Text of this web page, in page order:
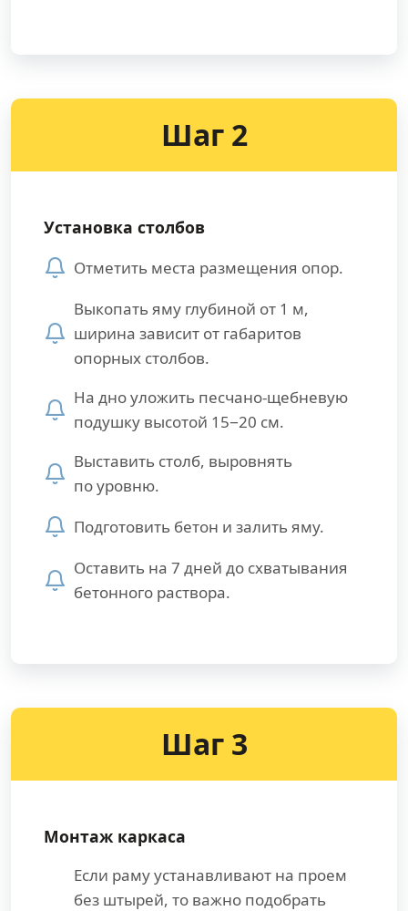
Шаг 2
Установка столбов
Отметить места размещения опор.
Выкопать яму глубиной от 1 м,
ширина зависит от габаритов
опорных столбов.
На дно уложить песчано-щебневую
подушку высотой 15−20 см.
Выставить столб, выровнять
по уровню.
Подготовить бетон и залить яму.
Оставить на 7 дней до схватывания
бетонного раствора.
Шаг 3
Монтаж каркаса
Если раму устанавливают на проем
без штырей, то важно подобрать